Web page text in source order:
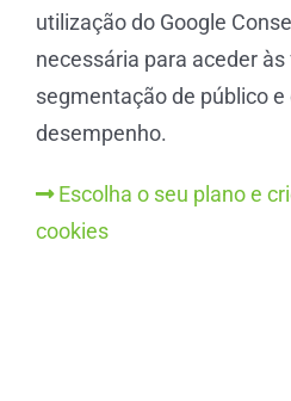
utilização do Google
necessária para aceder
segmentação de público e
desempenho.
Escolha o seu plano e
cookies